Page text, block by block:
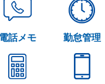
電話メモ 勤怠管理